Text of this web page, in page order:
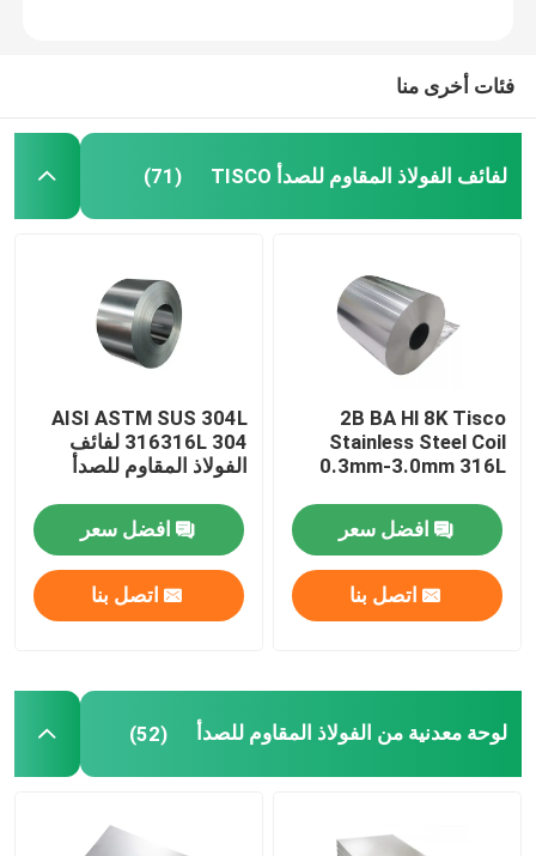
منتجات
معلومات عنا
جولة في المعمل
اطلب اقتباس
فئات أخرى منا
لفائف الفولاذ المقاوم للصدأ TISCO (71)
2B BA Hl 8K Tisco
Stainless Steel Coil
0.3mm-3.0mm 316L
افضل سعر
اتصل بنا
AISI ASTM SUS 304L
316316L 304 لفائف
الفولاذ المقاوم للصدأ
افضل سعر
اتصل بنا
لوحة معدنية من الفولاذ المقاوم للصدأ (52)